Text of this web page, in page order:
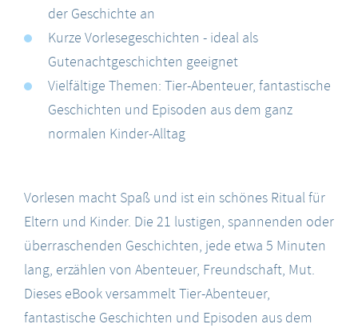
der Geschichte an
Kurze Vorlesegeschichten - ideal als
Gutenachtgeschichten geeignet
Vielfältige Themen: Tier-Abenteuer, fantastische
Geschichten und Episoden aus dem ganz
normalen Kinder-Alltag
Vorlesen macht Spaß und ist ein schönes Ritual für
Eltern und Kinder. Die 21 lustigen, spannenden oder
überraschenden Geschichten, jede etwa 5 Minuten
lang, erzählen von Abenteuer, Freundschaft, Mut.
Dieses eBook versammelt Tier-Abenteuer,
fantastische Geschichten und Episoden aus dem